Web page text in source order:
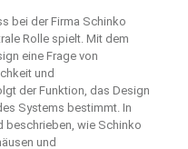
bei der Firma Schinko
Rolle spielt. Mit dem
eine Frage von
und
der Funktion, das Design
Systems bestimmt. In
beschrieben, wie Schinko
und